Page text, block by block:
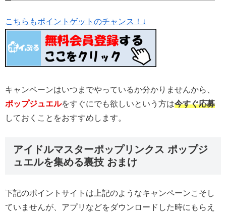
こちらもポイントゲットのチャンス！↓
キャンペーンはいつまでやっているか分かりませんから、
ポップジュエルをすぐにでも欲しいという方は今すぐ応募
しておくことをおすすめします。
アイドルマスターポップリンクス ポップジ
ュエルを集める裏技 おまけ
下記のポイントサイトは上記のようなキャンペーンこそし
ていませんが、アプリなどをダウンロードした時にもらえ